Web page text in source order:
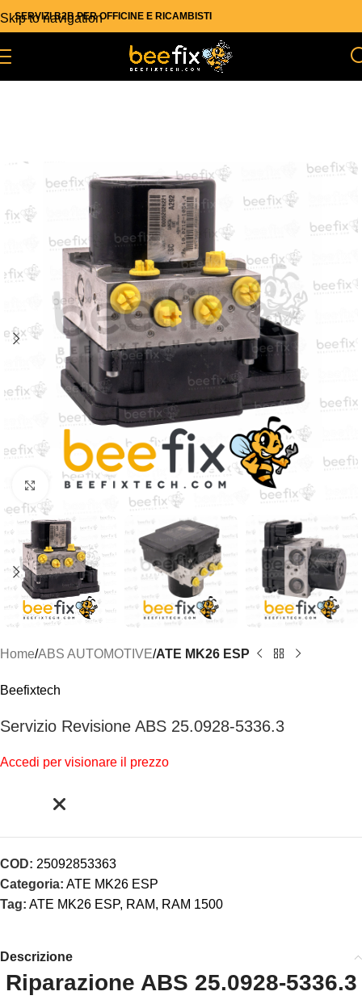
Skip to navigation
SERVIZI B2B PER OFFICINE E RICAMBISTI
Click to enlarge
Home ABS AUTOMOTIVE ATE MK26 ESP
Beefixtech
Servizio Revisione ABS 25.0928-5336.3
Accedi per visionare il prezzo
COD: 25092853363
Categoria: ATE MK26 ESP
Tag: ATE MK26 ESP, RAM, RAM 1500
Descrizione
Riparazione ABS 25.0928-5336.3